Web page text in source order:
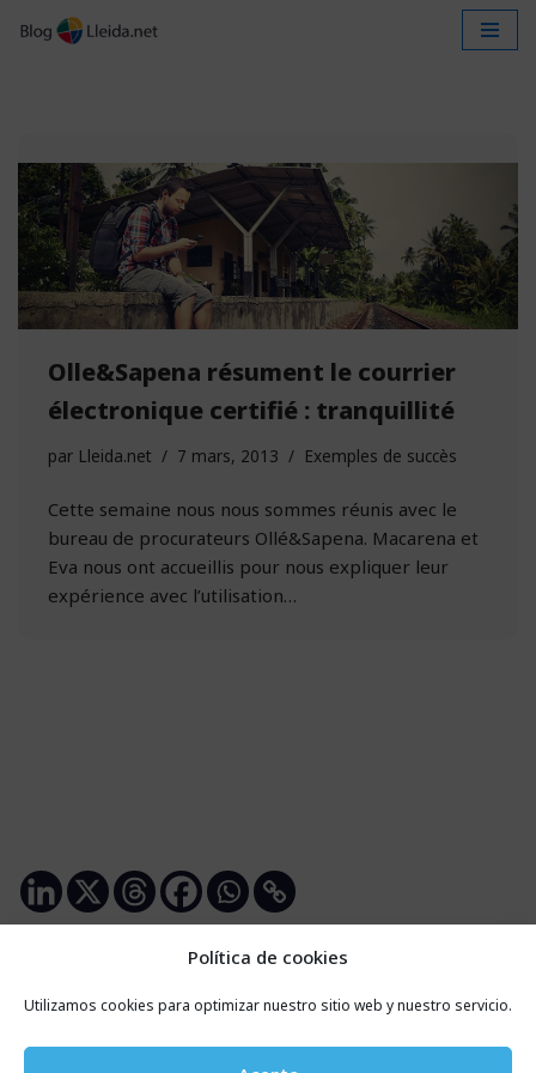
Política de cookies
Utilizamos cookies para optimizar nuestro sitio web y nuestro servicio.
Olle&Sapena résument le courrier
électronique certifié : tranquillité
par Lleida.net 7 mars, 2013 Exemples de succès
Cette semaine nous nous sommes réunis avec le
bureau de procurateurs Ollé&Sapena. Macarena et
Eva nous ont accueillis pour nous expliquer leur
expérience avec l’utilisation…